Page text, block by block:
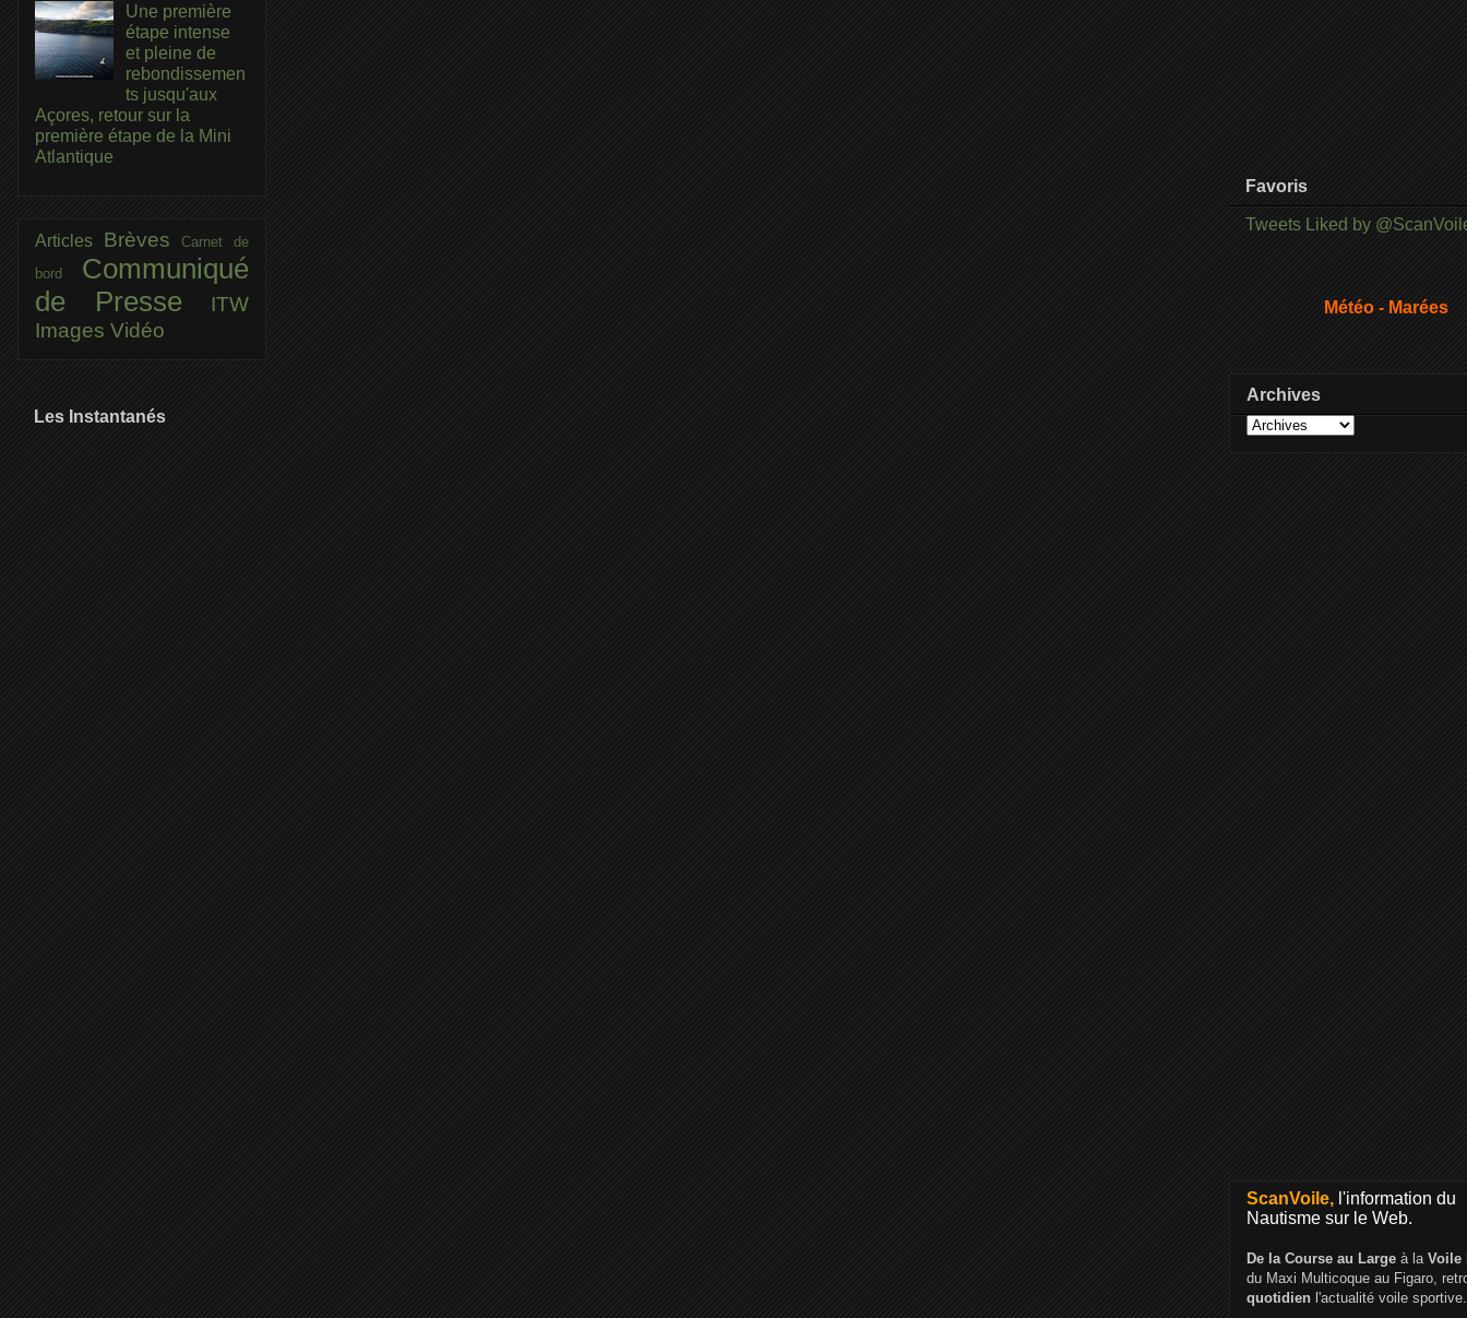
Une première
étape intense
et pleine de
rebondissemen
ts jusqu'aux
Açores, retour sur la
première étape de la Mini
Atlantique
Articles BrèvesCarnet de
bord Communiqué
de Presse
ITW
Images Vidéo
Les Instantanés
Favoris
Tweets Liked by
Météo - Marées
Archives
ScanVoile, l'information du
Nautisme sur le Web.
De la Course au Large à la Voile
du Maxi Multicoque au Figaro,
quotidien l'actualité voile sportive.